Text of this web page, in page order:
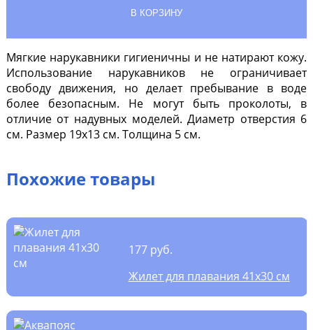
Мягкие нарукавники гигиеничны и не натирают кожу.
Использование нарукавников не ограничивает
свободу движения, но делает пребывание в воде
более безопасным. Не могут быть проколоты, в
отличие от надувных моделей. Диаметр отверстия 6
см. Размер 19х13 см. Толщина 5 см.
Похожие товары
177 руб.
Жилет для плавания 41х30 см